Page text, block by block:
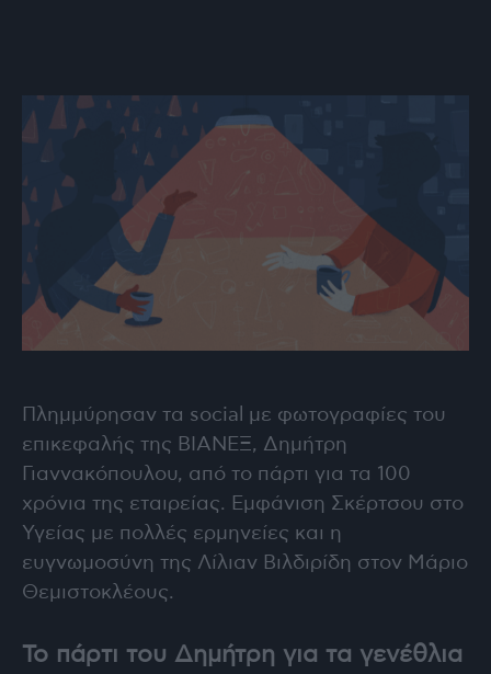
Πλημμύρησαν τα social με φωτογραφίες του
επικεφαλής της ΒΙΑΝΕΞ, Δημήτρη
Γιαννακόπουλου, από το πάρτι για τα 100
χρόνια της εταιρείας. Εμφάνιση Σκέρτσου στο
Υγείας με πολλές ερμηνείες και η
ευγνωμοσύνη της Λίλιαν Βιλδιρίδη στον Μάριο
Θεμιστοκλέους.
Το πάρτι του Δημήτρη για τα γενέθλια